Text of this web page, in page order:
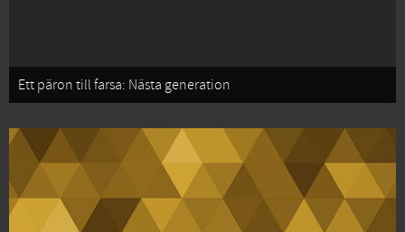
Ett päron till farsa: Nästa generation